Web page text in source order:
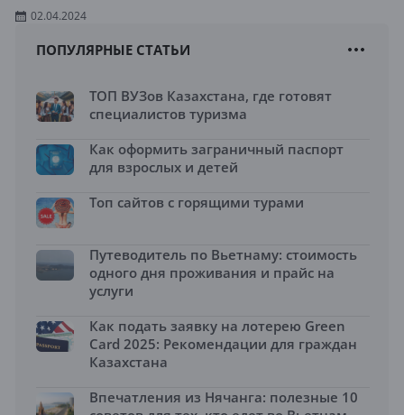
02.04.2024
ПОПУЛЯРНЫЕ СТАТЬИ
ТОП ВУЗов Казахстана, где готовят
специалистов туризма
Как оформить заграничный паспорт
для взрослых и детей
Топ сайтов с горящими турами
Путеводитель по Вьетнаму: стоимость
одного дня проживания и прайс на
услуги
Как подать заявку на лотерею Green
Card 2025: Рекомендации для граждан
Казахстана
Впечатления из Нячанга: полезные 10